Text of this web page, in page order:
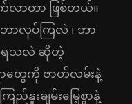
လာတာ ဖြစ်တယ်။
ာလုပ်ကြလဲ ၊ ဘာ
ြရသလဲ ဆိုတဲ့
ာတွေကို ဇာတ်လမ်းနဲ့
ည်နူးချမ်းမြေ့စွာနဲ့